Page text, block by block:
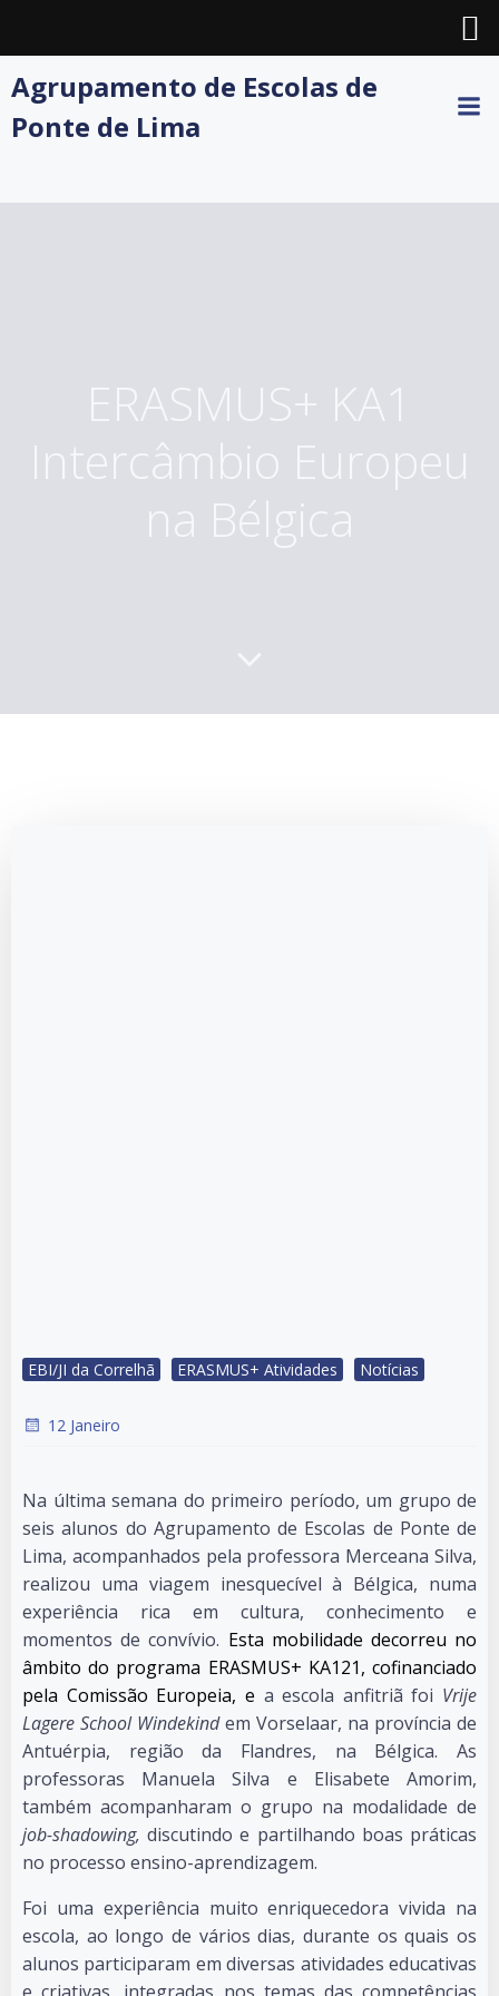
to
Agrupamento de Escolas de
Ponte de Lima
ERASMUS+ KA1
Intercâmbio Europeu
na Bélgica
EBI/JI da Correlhã ERASMUS+ Atividades Notícias
12 Janeiro
Na última semana do primeiro período, um grupo de
seis alunos do Agrupamento de Escolas de Ponte de
Lima, acompanhados pela professora Merceana Silva,
realizou uma viagem inesquecível à Bélgica, numa
experiência rica em cultura, conhecimento e
momentos de convívio. Esta mobilidade decorreu no
âmbito do programa ERASMUS+ KA121, cofinanciado
pela Comissão Europeia, e a escola anfitriã foi Vrije
Lagere School Windekindem Vorselaar, na província de
Antuérpia, região da Flandres, na Bélgica. As
professoras Manuela Silva e Elisabete Amorim,
também acompanharam o grupo na modalidade de
job-shadowing, discutindo e partilhando boas práticas
no processo ensino-aprendizagem.
Foi uma experiência muito enriquecedora vivida na
escola, ao longo de vários dias, durante os quais os
alunos participaram em diversas atividades educativas